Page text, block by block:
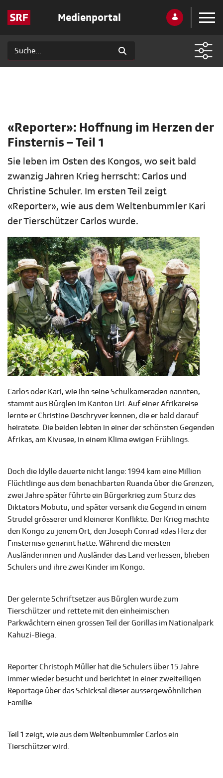
Medienportal
«Reporter»: Hoffnung im Herzen der
Finsternis – Teil 1
Sie leben im Osten des Kongos, wo seit bald
zwanzig Jahren Krieg herrscht: Carlos und
Christine Schuler. Im ersten Teil zeigt
«Reporter», wie aus dem Weltenbummler Kari
der Tierschützer Carlos wurde.
Carlos oder Kari, wie ihn seine Schulkameraden nannten,
stammt aus Bürglen im Kanton Uri. Auf einer Afrikareise
lernte er Christine Deschryver kennen, die er bald darauf
heiratete. Die beiden lebten in einer der schönsten Gegenden
Afrikas, am Kivusee, in einem Klima ewigen Frühlings.
Doch die Idylle dauerte nicht lange: 1994 kam eine Million
Flüchtlinge aus dem benachbarten Ruanda über die Grenzen,
zwei Jahre später führte ein Bürgerkrieg zum Sturz des
Diktators Mobutu, und später versank die Gegend in einem
Strudel grösserer und kleinerer Konflikte. Der Krieg machte
den Kongo zu jenem Ort, den Joseph Conrad «das Herz der
Finsternis» genannt hatte. Während die meisten
Ausländerinnen und Ausländer das Land verliessen, blieben
Schulers und ihre zwei Kinder im Kongo.
Der gelernte Schriftsetzer aus Bürglen wurde zum
Tierschützer und rettete mit den einheimischen
Parkwächtern einen grossen Teil der Gorillas im Nationalpark
Kahuzi-Biega.
Reporter Christoph Müller hat die Schulers über 15 Jahre
immer wieder besucht und berichtet in einer zweiteiligen
Reportage über das Schicksal dieser aussergewöhnlichen
Familie.
Teil 1 zeigt, wie aus dem Weltenbummler Carlos ein
Tierschützer wird.